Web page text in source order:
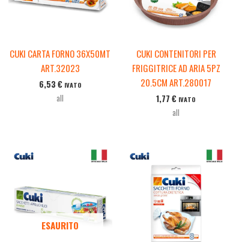
CUKI CARTA FORNO 36X50MT
ART.32023
6,53 € IVATO
all
CUKI CONTENITORI PER
FRIGGITRICE AD ARIA 5PZ
20.5CM ART.280017
1,77€ IVATO
all
ESAURITO